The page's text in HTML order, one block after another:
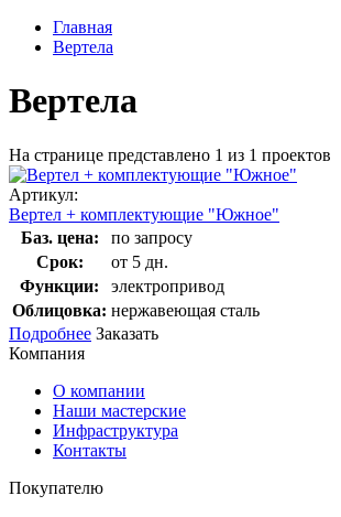
Главная
Вертела
Вертела
На странице представлено 1 из 1 проектов
Артикул:
Вертел + комплектующие "Южное"
Баз. цена:
по запросу
Срок:
от 5 дн.
Функции:
электропривод
Облицовка: нержавеющая сталь
Подробнее Заказать
Компания
О компании
Наши мастерские
Инфраструктура
Контакты
Покупателю